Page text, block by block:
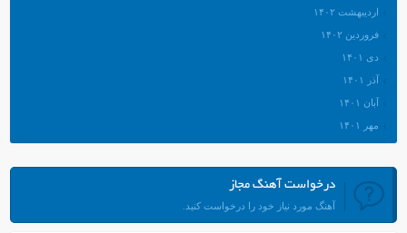
اردیبهشت ۱۴۰۲
فروردین ۱۴۰۲
دی ۱۴۰۱
آذر ۱۴۰۱
آبان ۱۴۰۱
مهر ۱۴۰۱
مرداد ۱۴۰۱
تیر ۱۴۰۱
درخواست آهنگ مجاز
آهنگ مورد نیاز خود را درخواست کنید.